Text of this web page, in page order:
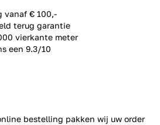
vanaf € 100,-
terug garantie
vierkante meter
een 9.3/10
bestelling pakken wij uw order